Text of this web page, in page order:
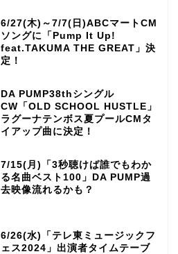
6/27(木)～7/7(日)ABCマートCM
ソングに「Pump It Up!
feat.TAKUMA THE GREAT」決
定！
DA PUMP38thシングル
CW「OLD SCHOOL HUSTLE」
ラグーナテンボス夏プールCMタ
イアップ曲に決定！
7/15(月)「3秒聴けば誰でもわか
る名曲ベスト100」DA PUMP過
去映像流れるかも？
6/26(水)「テレ東ミュージックフ
ェス2024」出演者タイムテーブ